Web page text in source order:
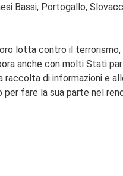
Bassi, Portogallo,
lotta contro il terrorismo,
anche con molti Stati
raccolta di informazioni e
fare la sua parte nel